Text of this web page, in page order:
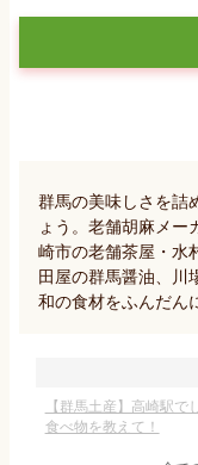
群馬の美味しさを詰
ょう。老舗胡麻メー
崎市の老舗茶屋・水
田屋の群馬醤油、川
和の食材をふんだん
【群馬土産】高崎駅
食べ物を教えて！